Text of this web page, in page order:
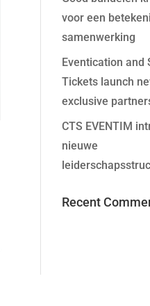
voor een
samenwerking
Eventication and
Tickets launch
exclusive
CTS EVENTIM
nieuwe
Recent